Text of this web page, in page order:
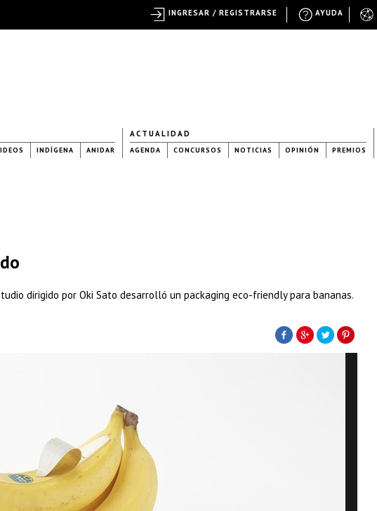
INDÍGENA ANIDAR
ACTUALIDAD
AGENDA CONCURSOS NOTICIAS OPINIÓN PREMIOS
dirigido por Oki Sato desarrolló un packaging eco-friendly para bananas.
AYUDA
INGRESAR / REGISTRARSE